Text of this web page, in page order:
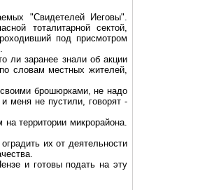
"Свидетелей Иеговы".
тоталитарной сектой,
под присмотром
ли заранее знали об акции
словам местных жителей,
брошюрками, не надо
меня не пустили, говорят -
территории микрорайона.
их от деятельности
и готовы подать на эту